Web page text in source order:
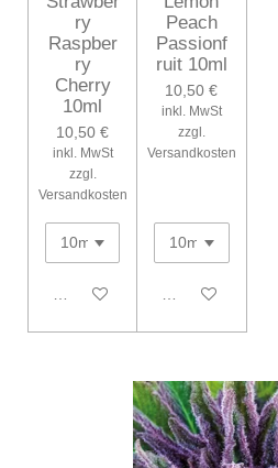
ry
Raspber
ry
Cherry
10ml
10,50 €
inkl. MwSt
zzgl.
Versandkosten
In den Warenkorb
Peach
Passionf
ruit 10ml
10,50 €
inkl. MwSt
zzgl.
Versandkosten
In den Warenkorb